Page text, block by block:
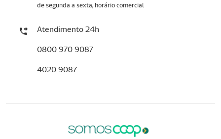
de segunda a sexta, horário comercial
Atendimento 24h
0800 970 9087
4020 9087